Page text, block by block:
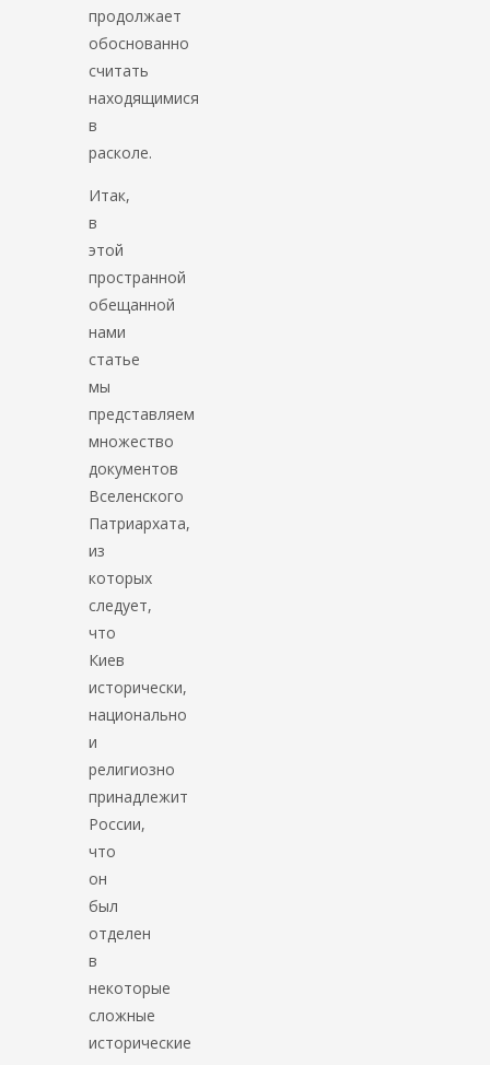
продолжает
обоснованно
считать
находящимися
в
расколе.
Итак,
в
этой
пространной
обещанной
нами
статье
мы
представляем
множество
документов
Вселенского
Патриархата,
из
которых
следует,
что
Киев
исторически,
национально
и
религиозно
принадлежит
России,
что
он
был
отделен
в
некоторые
сложные
исторические